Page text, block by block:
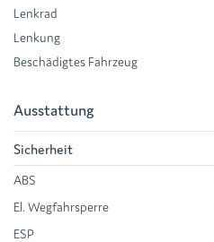
Lenkrad
Lenkung
Beschädigtes Fahrzeug
Ausstattung
Sicherheit
ABS
El. Wegfahrsperre
ESP